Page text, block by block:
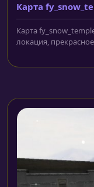
Карта
Карта
локация,